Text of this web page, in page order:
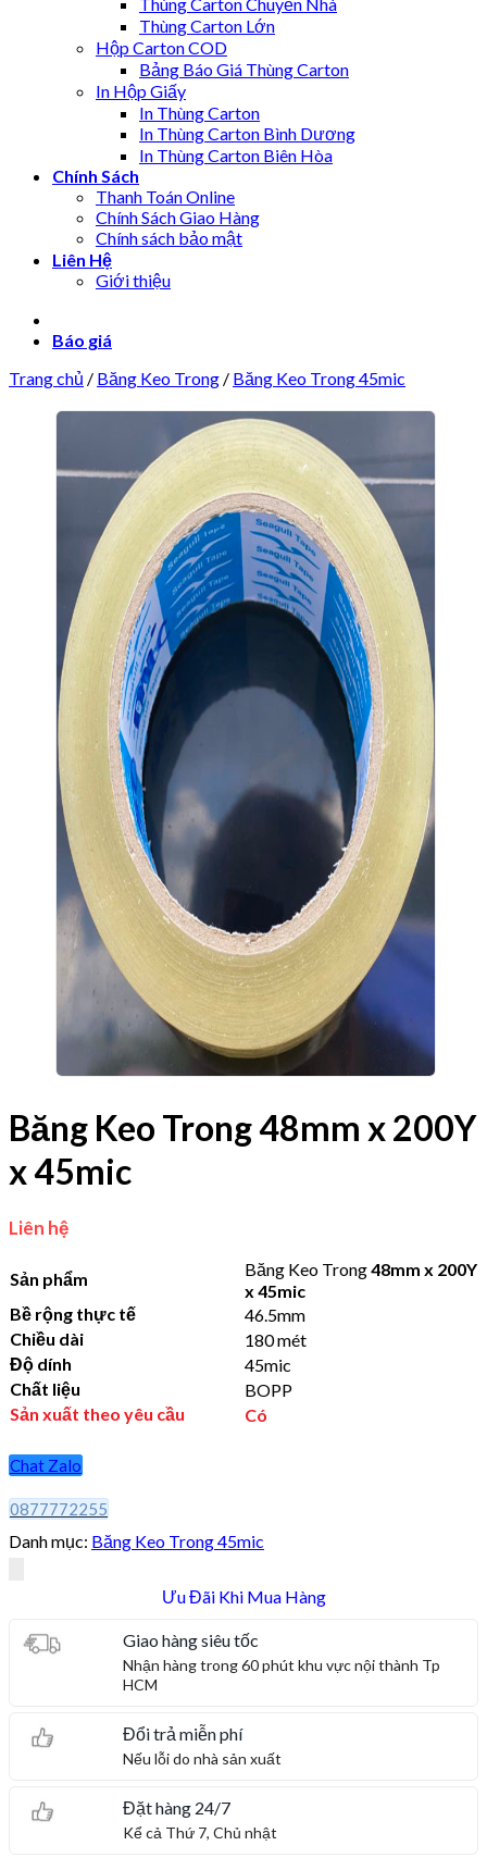
Thùng Carton Lớn
Hộp Carton COD
Bảng Báo Giá Thùng Carton
In Hộp Giấy
In Thùng Carton
In Thùng Carton Bình Dương
In Thùng Carton Biên Hòa
Chính Sách
Thanh Toán Online
Chính Sách Giao Hàng
Chính sách bảo mật
Liên Hệ
Giới thiệu
Báo giá
Trang chủ / Băng Keo Trong / Băng Keo Trong 45mic
Băng Keo Trong 48mm x 200Y
x 45mic
Liên hệ
Sản phẩm Băng Keo Trong48mm x 200Y
x 45mic
Bề rộng thực tế
46.5mm
Chiều dài
180 mét
Độ dính
45mic
Chất liệu
BOPP
Sản xuất theo yêu cầu
Có
Chat Zalo
0877772255
Danh mục: Băng Keo Trong 45mic
Ưu Đãi Khi Mua Hàng
Giao hàng siêu tốc
Nhận hàng trong 60 phút khu vực nội thành Tp
HCM
Đổi trả miễn phí
Nếu lỗi do nhà sản xuất
Đặt hàng 24/7
Kể cả Thứ 7, Chủ nhật